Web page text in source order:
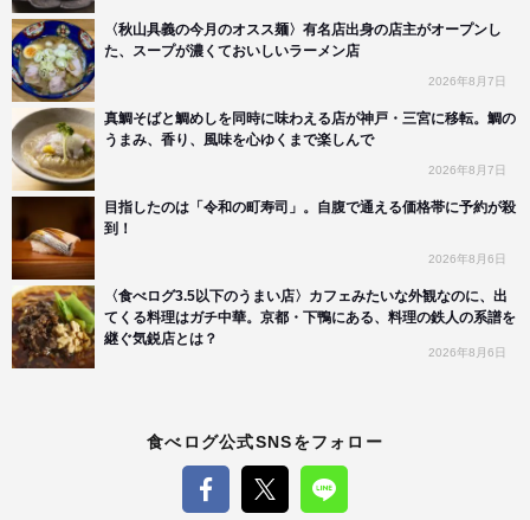
〈秋山具義の今月のオスス麺〉有名店出身の店主がオープンし
た、スープが濃くておいしいラーメン店
2026年8月7日
真鯛そばと鯛めしを同時に味わえる店が神戸・三宮に移転。鯛の
うまみ、香り、風味を心ゆくまで楽しんで
2026年8月7日
目指したのは「令和の町寿司」。自腹で通える価格帯に予約が殺
到！
2026年8月6日
〈食べログ3.5以下のうまい店〉カフェみたいな外観なのに、出
てくる料理はガチ中華。京都・下鴨にある、料理の鉄人の系譜を
継ぐ気鋭店とは？
2026年8月6日
食べログ公式SNSをフォロー